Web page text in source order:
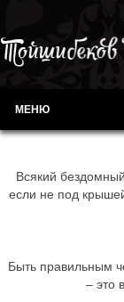
МЕНЮ
Всякий
если не под
Быть правильным
– это